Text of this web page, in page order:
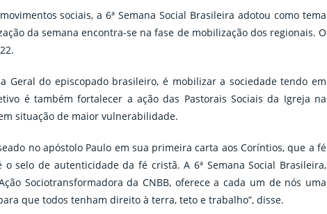
sociais, a 6ª Semana Social Brasileira adotou como tema
da semana encontra-se na fase de mobilização dos regionais. O
Geral do episcopado brasileiro, é mobilizar a sociedade tendo em
é também fortalecer a ação das Pastorais Sociais da Igreja na
situação de maior vulnerabilidade.
no apóstolo Paulo em sua primeira carta aos Coríntios, que a fé
selo de autenticidade da fé cristã. A 6ª Semana Social Brasileira,
Sociotransformadora da CNBB, oferece a cada um de nós uma
que todos tenham direito à terra, teto e trabalho”, disse.